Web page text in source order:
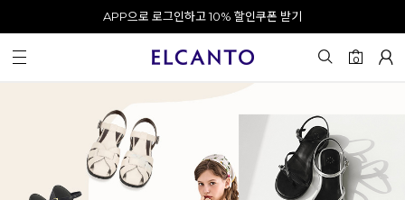
오전 10시 이전 결제 완료 시 오늘 출발!
0